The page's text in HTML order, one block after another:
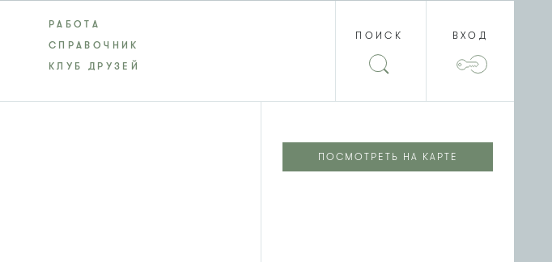
РАБОТА
СПРАВОЧНИК
КЛУБ ДРУЗЕЙ
ПОИСК ВХОД
ПОСМОТРЕТЬ НА КАРТЕ